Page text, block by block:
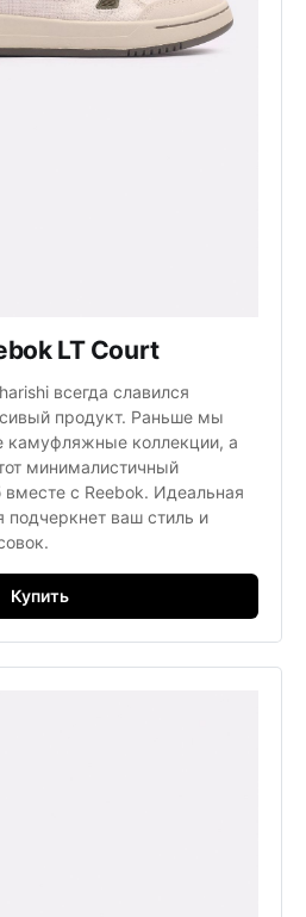
LT Court
всегда славился
продукт. Раньше мы
камуфляжные коллекции, а
минималистичный
с Reebok. Идеальная
подчеркнет ваш стиль и
Купить